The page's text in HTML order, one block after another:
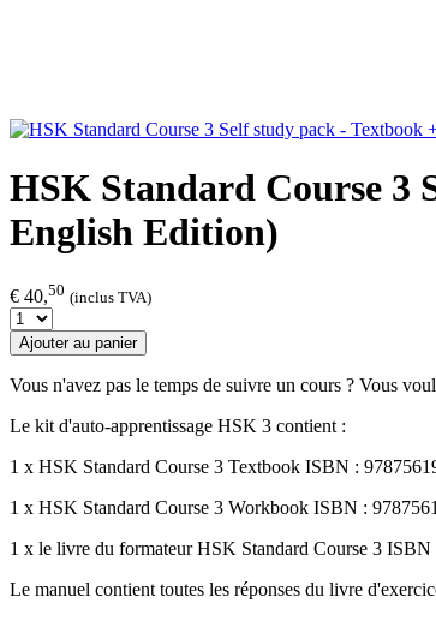
HSK Standard Course 3
English Edition)
€ 40,50 (inclus TVA)
Ajouter au panier
Vous n'avez pas le temps de suivre un cours ? Vous
Le kit d'auto-apprentissage HSK 3 contient :
1 x HSK Standard Course 3 Textbook ISBN :
1 x HSK Standard Course 3 Workbook ISBN :
1 x le livre du formateur HSK Standard Course 3 ISBN
Le manuel contient toutes les réponses du livre